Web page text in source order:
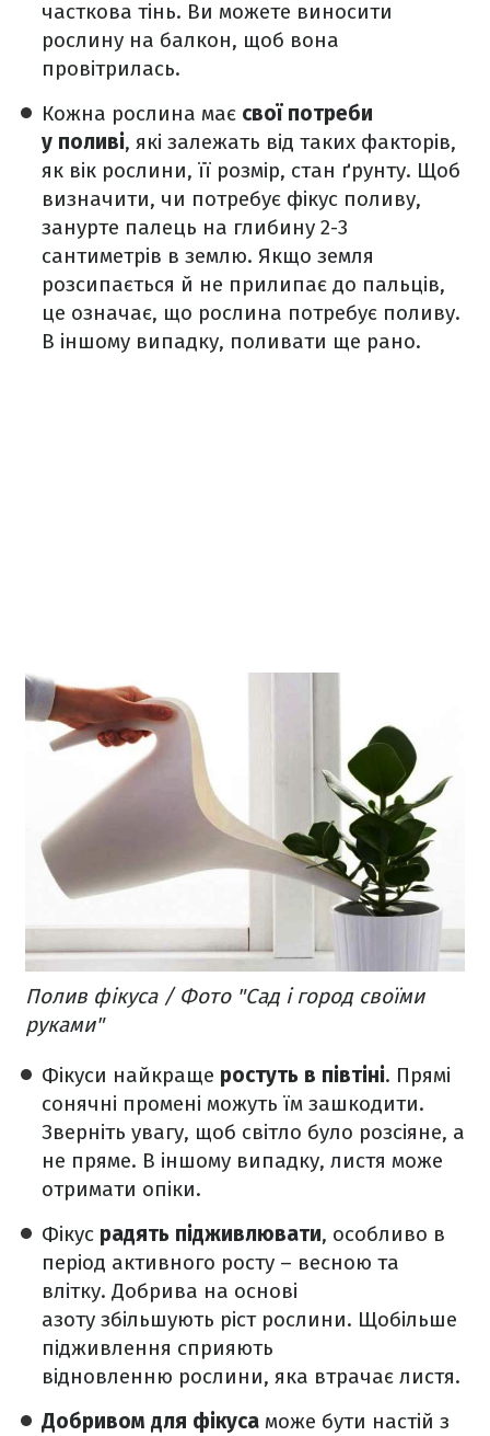
часткова тінь. Ви можете виносити
рослину на балкон, щоб вона
провітрилась.
Кожна рослина має свої потреби
у поливі, які залежать від таких факторів,
як вік рослини, її розмір, стан ґрунту. Щоб
визначити, чи потребує фікус поливу,
занурте палець на глибину 2-3
сантиметрів в землю. Якщо земля
розсипається й не прилипає до пальців,
це означає, що рослина потребує поливу.
В іншому випадку, поливати ще рано.
Полив фікуса / Фото "Сад і город своїми
руками"
Фікуси найкраще ростуть в півтіні. Прямі
сонячні промені можуть їм зашкодити.
Зверніть увагу, щоб світло було розсіяне, а
не пряме. В іншому випадку, листя може
отримати опіки.
Фікус радять підживлювати, особливо в
період активного росту – весною та
влітку. Добрива на основі
азоту збільшують ріст рослини. Щобільше
підживлення сприяють
відновленню рослини, яка втрачає листя.
Добривом для фікуса може бути настій з